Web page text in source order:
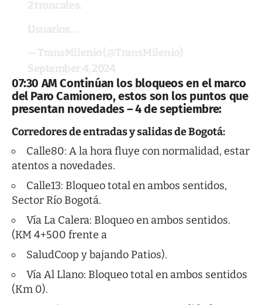
07:30 AM Continúan los bloqueos en el marco
del Paro Camionero, estos son los puntos que
presentan novedades – 4 de septiembre:
Corredores de entradas y salidas de Bogotá:
Calle80: A la hora fluye con normalidad, estar
atentos a novedades.
Calle13: Bloqueo total en ambos sentidos,
Sector Río Bogotá.
Vía La Calera: Bloqueo en ambos sentidos.
(KM 4+500 frente a
SaludCoop y bajando Patios).
Vía Al Llano: Bloqueo total en ambos sentidos
(Km 0).